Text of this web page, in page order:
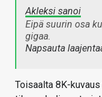
Akleksi sanoi
Eipä suurin osa
gigaa.
Napsauta
Toisaalta 8K-